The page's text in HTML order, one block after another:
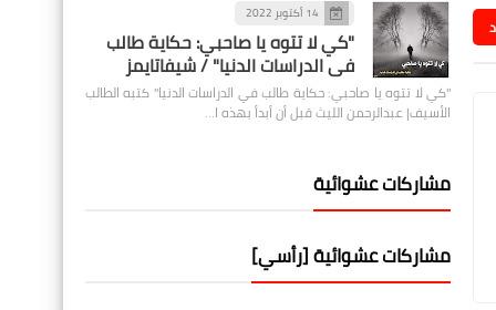
14 أكتوبر 2022
"كي لا تتوه يا صاحبي: حكاية طالب
في الدراسات الدنيا" / شيفاتايمز
"كي لا تتوه يا صاحبي: حكاية طالب في الدراسات الدنيا" كتبه الطالب
الأسيف| عبدالرحمن الليث قبل أن أبدأ بهذه ا…
مشاركات عشوائية
مشاركات عشوائية [رأسي]